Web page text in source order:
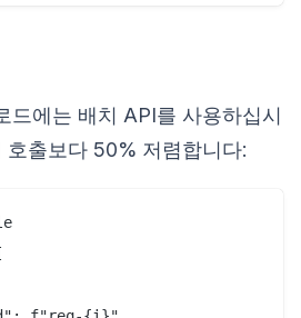
드에는 배치 API를 사용하십시
호출보다 50% 저렴합니다: